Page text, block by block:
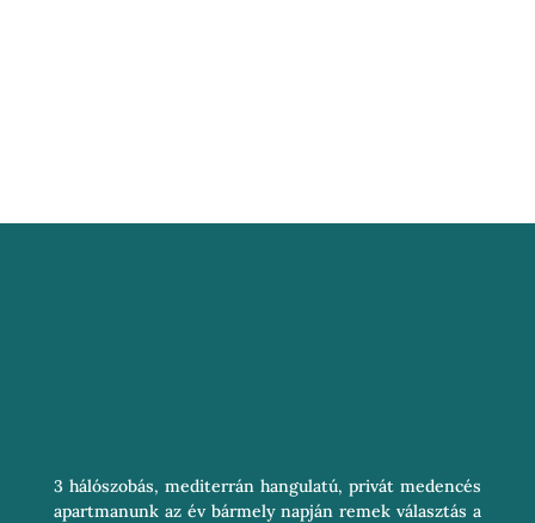
3 hálószobás, mediterrán hangulatú, privát medencés
apartmanunk az év bármely napján remek választás a